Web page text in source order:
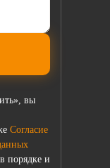
вы
Согласие
в порядке и